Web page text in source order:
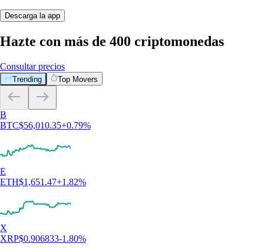
Descarga la app
Hazte con más de 400 criptomonedas
Consultar precios
Trending Top Movers
B
BTC$56,010.35+0.79%
E
ETH$1,651.47+1.82%
X
XRP$0.906833-1.80%